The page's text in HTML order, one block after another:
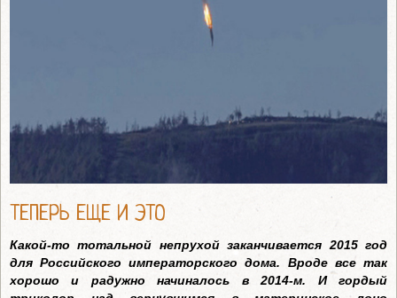
ТЕПЕРЬ ЕЩЕ И ЭТО
Какой-то тотальной непрухой заканчивается 2015 год
для Российского императорского дома. Вроде все так
хорошо и радужно начиналось в 2014-м. И гордый